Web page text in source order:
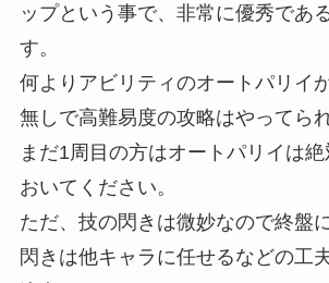
ップという事で、非常に優秀であ
す。
何よりアビリティのオートパリイ
無しで高難易度の攻略はやってら
まだ1周目の方はオートパリイは
おいてください。
ただ、技の閃きは微妙なので終盤
閃きは他キャラに任せるなどの工